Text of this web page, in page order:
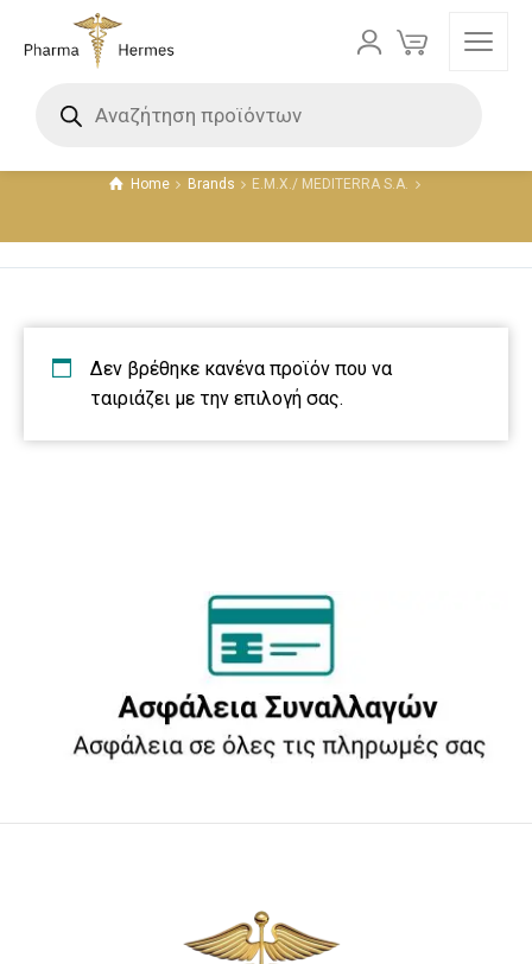
Home Brands E.M.X./ MEDITERRA S.A.
Δεν βρέθηκε κανένα προϊόν που να
ταιριάζει με την επιλογή σας.